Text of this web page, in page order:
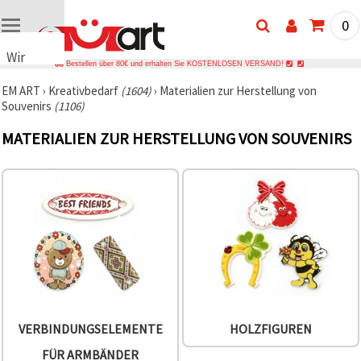
Wir
Cookies
🍪 Wir
Cookies
ähnliche
ordnungsgemäße
Funktionieren
der Website
sicherzustellen,
Nutzungserlebnis
Einwilligung,
0
Bestellen über 80€ und erhalten Sie KOSTENLOSEN VERSAND!
EM ART › Kreativbedarf (1604)› Materialien zur Herstellung von
Souvenirs (1106)
MATERIALIEN ZUR HERSTELLUNG VON SOUVENIRS
VERBINDUNGSELEMENTE
FÜR ARMBÄNDER
HOLZFIGUREN